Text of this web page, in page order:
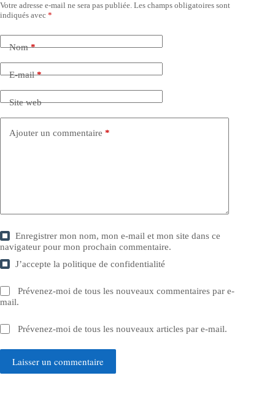
Votre adresse e-mail ne sera pas publiée. Les champs obligatoires sont
indiqués avec *
Nom*
E-mail*
Site web
Ajouter un commentaire *
Enregistrer mon nom, mon e-mail et mon site dans ce
navigateur pour mon prochain commentaire.
J’accepte lapolitique de confidentialité
Prévenez-moi de tous les nouveaux commentaires par e-
mail.
Prévenez-moi de tous les nouveaux articles par e-mail.
Laisser un commentaire